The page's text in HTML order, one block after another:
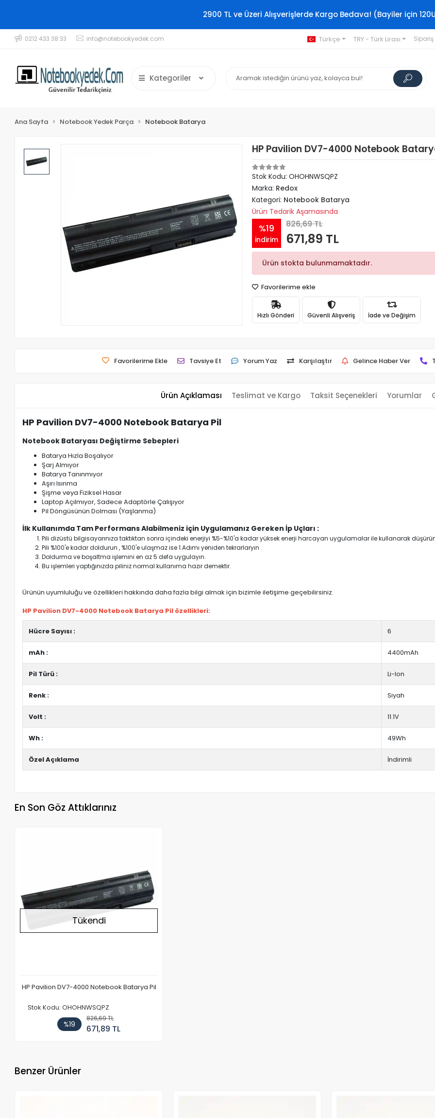
2900 TL ve Üzeri Alışverişlerde Kargo Bedava! (Bayiler için
0212 433 38 33 info@notebookyedek.com Türkçe TRY - Türk Lirası
Kategoriler
Ana Sayfa Notebook Yedek Parça Notebook Batarya
HP Pavilion DV7-4000 Notebook
Stok Kodu: OHOHNWSQPZ
Marka: Redox
Kategori: Notebook Batarya
Ürün Tedarik Aşamasında
%19
indirim
826,69 TL
671,89 TL
Ürün stokta bulunmamaktadır.
Favorilerime ekle
Hızlı Gönderi Güvenli Alışveriş İade ve Değişim
Favorilerime Ekle Tavsiye Et Yorum Yaz Karşılaştır Gelince Haber Ver
Ürün Açıklaması Teslimat ve Kargo Taksit Seçenekleri Yorumlar
HP Pavilion DV7-4000 Notebook Batarya Pil
Notebook Bataryası Değiştirme Sebepleri
Batarya Hızla Boşalıyor
Şarj Almıyor
Batarya Tanınmıyor
Aşırı Isınma
Şişme veya Fiziksel Hasar
Laptop Açılmıyor, Sadece Adaptörle Çalışıyor
Pil Döngüsünün Dolması (Yaşlanma)
İlk Kullanımda Tam Performans Alabilmeniz için Uygulamanız Gereken İp Uçları :
Pili dizüstü bilgisayarınıza taktıktan sonra içindeki enerjiyi %5-%10'a kadar yüksek enerji harcayan uygulamalar ile kullanarak
Pili %100'e kadar doldurun , %100'e ulaşmaz ise 1.Adımı yeniden tekrarlaryın .
Doldurma ve boşaltma işlemini en az 5 defa uygulayın.
Bu işlemleri yaptığınızda piliniz normal kullanıma hazır demektir.
Ürünün uyumluluğu ve özellikleri hakkında daha fazla bilgi almak için bizimle iletişime geçebilirsiniz.
HP Pavilion DV7-4000 Notebook Batarya Pil özellikleri:
Hücre Sayısı : 6
mAh : 4400mAh
Pil Türü : Li-Ion
Renk : Siyah
Volt : 11.1V
Wh : 49Wh
Özel Açıklama İndirimli
En Son Göz Attıklarınız
Tükendi
HP Pavilion DV7-4000 Notebook Batarya Pil
Stok Kodu: OHOHNWSQPZ
%19
826,69 TL
671,89 TL
Benzer Ürünler